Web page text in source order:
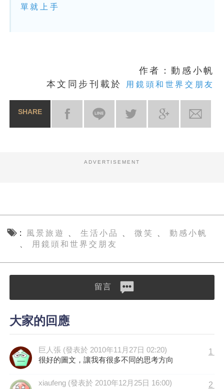
單就上手
作者：動感小帆
本文同步刊載於
用鏡頭和世界交朋友
SHARE
ADVERTISEMENT
風景旅遊 生活小品 微笑 動感小帆
用鏡頭和世界交朋友
留言
大家的回應
巨人張 (發表於 2010年11月27日 02:20) 1
很好的圖文，讓我有很多不同的思考方向
xiaufeng (發表於 2010年12月25日 16:00) 2